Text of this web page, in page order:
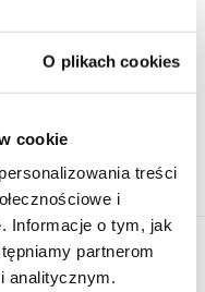
O plikach cookies
cookie
treści
i
Informacje o tym, jak
partnerom
analitycznym.
Ta bransoletka
pastelowych
mięty, lawendy i